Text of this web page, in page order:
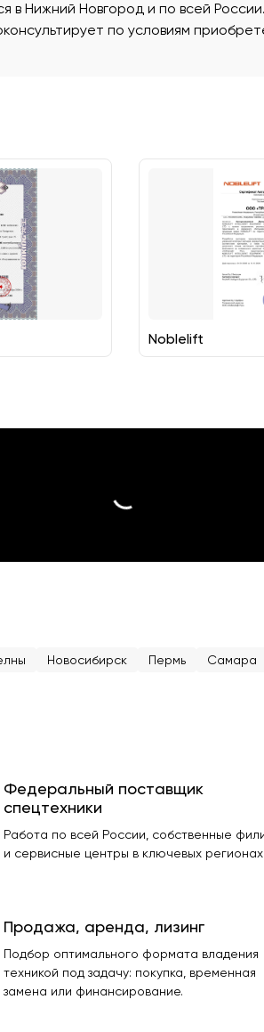
в Нижний Новгород и по всей
по условиям
Noblelift
Новосибирск Пермь Самара
Федеральный поставщик
спецтехники
Работа по всей России, собственные
и сервисные центры в ключевых регионах.
Продажа, аренда, лизинг
Подбор оптимального формата владения
техникой под задачу: покупка, временная
замена или финансирование.